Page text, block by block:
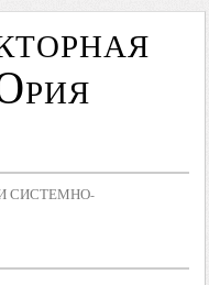
СИСТЕМНО-